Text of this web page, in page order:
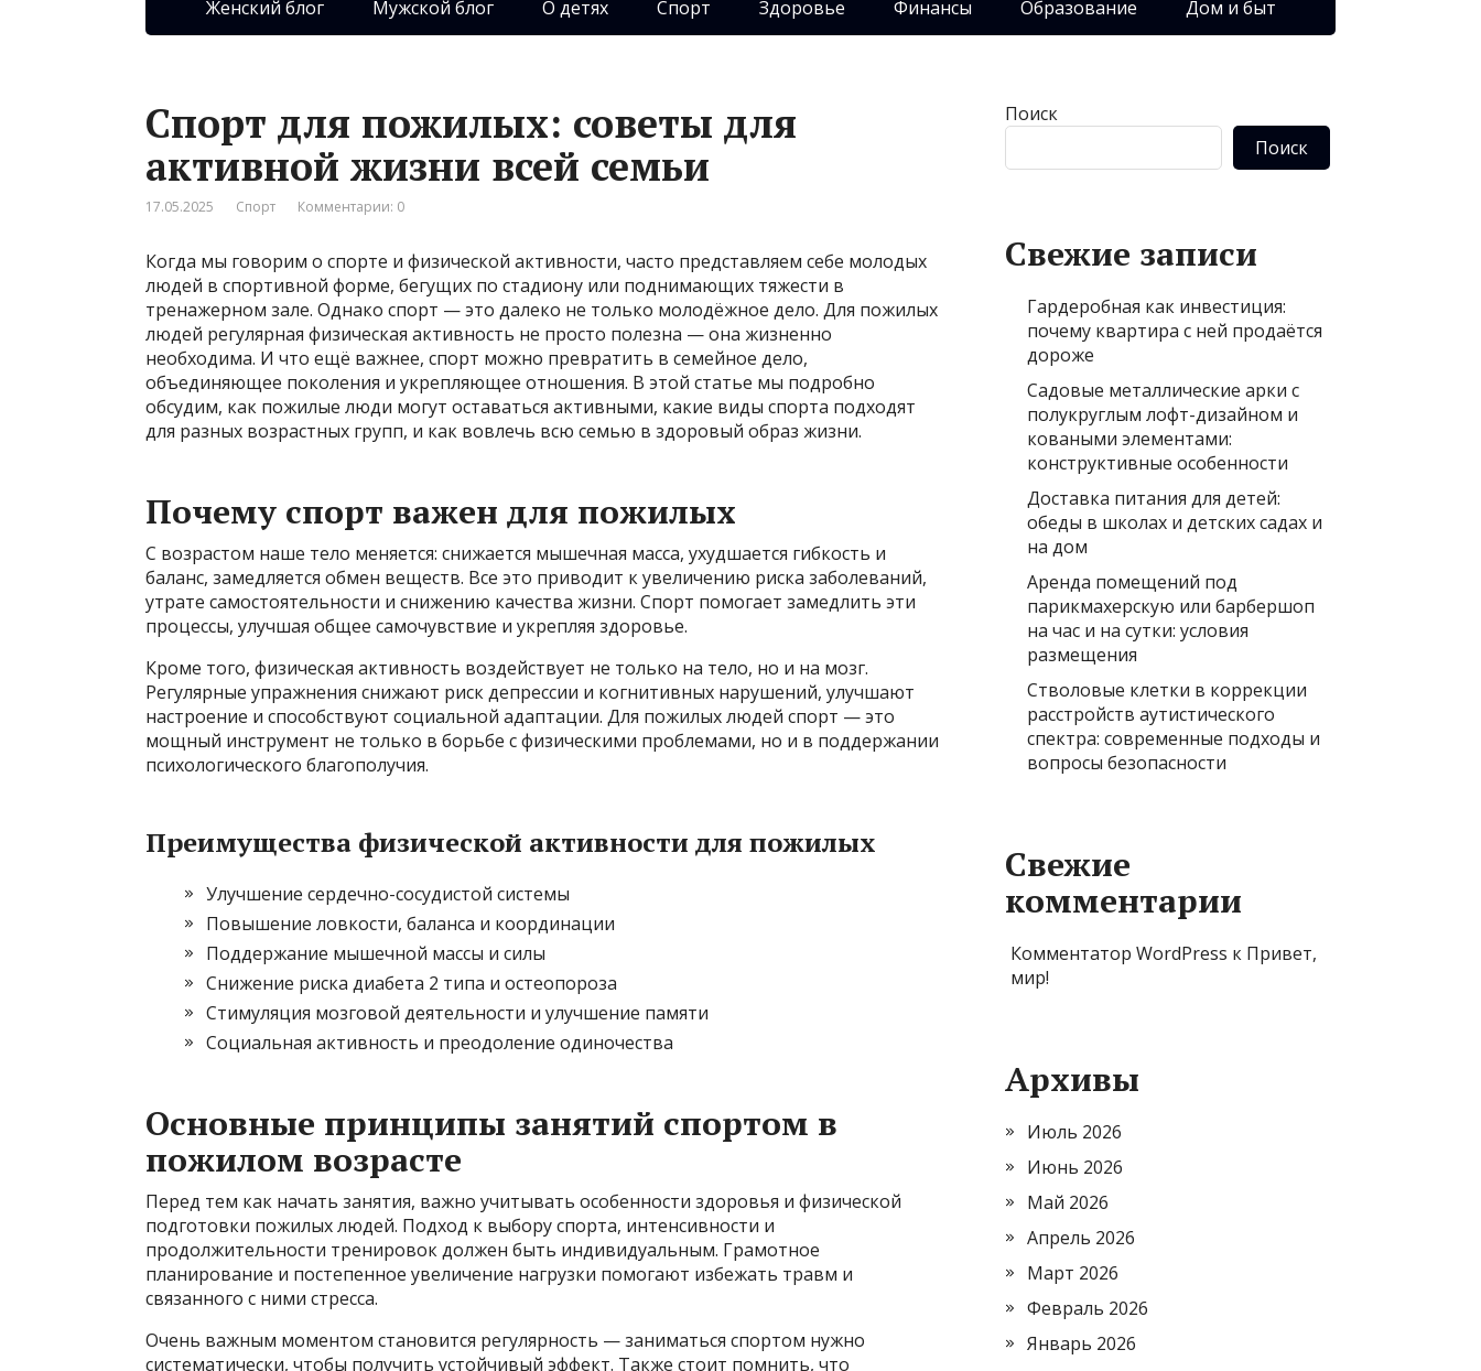
Женский блог Мужской блог О детях Спорт Здоровье Финансы Образование Дом и быт
Спорт для пожилых: советы для
активной жизни всей семьи
17.05.2025 Спорт Комментарии: 0
Когда мы говорим о спорте и физической активности, часто представляем себе молодых
людей в спортивной форме, бегущих по стадиону или поднимающих тяжести в
тренажерном зале. Однако спорт — это далеко не только молодёжное дело. Для пожилых
людей регулярная физическая активность не просто полезна — она жизненно
необходима. И что ещё важнее, спорт можно превратить в семейное дело,
объединяющее поколения и укрепляющее отношения. В этой статье мы подробно
обсудим, как пожилые люди могут оставаться активными, какие виды спорта подходят
для разных возрастных групп, и как вовлечь всю семью в здоровый образ жизни.
Почему спорт важен для пожилых
С возрастом наше тело меняется: снижается мышечная масса, ухудшается гибкость и
баланс, замедляется обмен веществ. Все это приводит к увеличению риска заболеваний,
утрате самостоятельности и снижению качества жизни. Спорт помогает замедлить эти
процессы, улучшая общее самочувствие и укрепляя здоровье.
Кроме того, физическая активность воздействует не только на тело, но и на мозг.
Регулярные упражнения снижают риск депрессии и когнитивных нарушений, улучшают
настроение и способствуют социальной адаптации. Для пожилых людей спорт — это
мощный инструмент не только в борьбе с физическими проблемами, но и в поддержании
психологического благополучия.
Преимущества физической активности для пожилых
Улучшение сердечно-сосудистой системы
Повышение ловкости, баланса и координации
Поддержание мышечной массы и силы
Снижение риска диабета 2 типа и остеопороза
Стимуляция мозговой деятельности и улучшение памяти
Социальная активность и преодоление одиночества
Основные принципы занятий спортом в
пожилом возрасте
Перед тем как начать занятия, важно учитывать особенности здоровья и физической
подготовки пожилых людей. Подход к выбору спорта, интенсивности и
продолжительности тренировок должен быть индивидуальным. Грамотное
планирование и постепенное увеличение нагрузки помогают избежать травм и
связанного с ними стресса.
Очень важным моментом становится регулярность — заниматься спортом нужно
систематически, чтобы получить устойчивый эффект. Также стоит помнить, что
Поиск
Поиск
Свежие записи
Гардеробная как инвестиция:
почему квартира с ней продаётся
дороже
Садовые металлические арки с
полукруглым лофт-дизайном и
коваными элементами:
конструктивные особенности
Доставка питания для детей:
обеды в школах и детских садах и
на дом
Аренда помещений под
парикмахерскую или барбершоп
на час и на сутки: условия
размещения
Стволовые клетки в коррекции
расстройств аутистического
спектра: современные подходы и
вопросы безопасности
Свежие
комментарии
Комментатор WordPress к Привет,
мир!
Архивы
Июль 2026
Июнь 2026
Май 2026
Апрель 2026
Март 2026
Февраль 2026
Январь 2026